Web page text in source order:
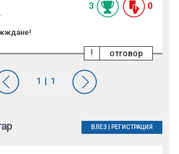
3 0
отговор
!
ВЛЕЗ РЕГИСТРАЦИЯ